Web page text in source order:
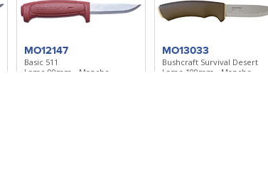
MO12147
Basic 511
Lame 90mm - Manche
MO13033
Bushcraft Survival Desert
Lame 109mm - Manche